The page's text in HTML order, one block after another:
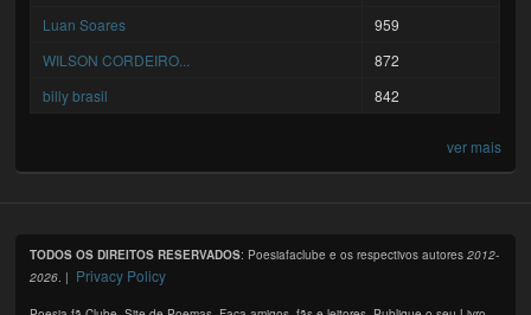
Luan Soares
959
WILSON CORDEIRO...
872
billy brasil
842
ver mais
TODOS OS DIREITOS RESERVADOS: Poesiafaclube e os respectivos autores2012-
2026 . | Privacy Policy